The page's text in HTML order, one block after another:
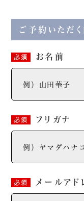
ご予約いただ
必須 お名前
必須 フリガナ
必須 メールアド